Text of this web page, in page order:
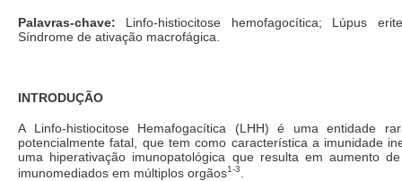
Palavras-chave: Linfo-histiocitose hemofagocítica; Lúpus
Síndrome de ativação macrofágica.
INTRODUÇÃO
A Linfo-histiocitose Hemafogacítica (LHH) é uma entidade
potencialmente fatal, que tem como característica a imunidade
uma hiperativação imunopatológica que resulta em aumento
imunomediados em múltiplos orgãos1-3